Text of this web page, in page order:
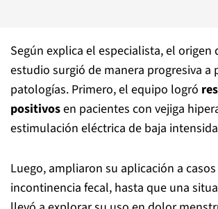
Según explica el especialista, el origen
estudio surgió de manera progresiva a
patologías. Primero, el equipo logró
positivosen pacientes con vejiga
estimulación eléctrica de baja
Luego, ampliaron su aplicación a
incontinencia fecal, hasta que una